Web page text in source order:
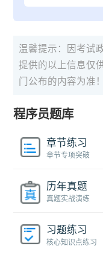
温馨提示：因考试
提供的以上信息仅
门公布的内容为准！
程序员题库
章节练习
章节专项突破
历年真题
真题实战演练
习题练习
核心知识点练习